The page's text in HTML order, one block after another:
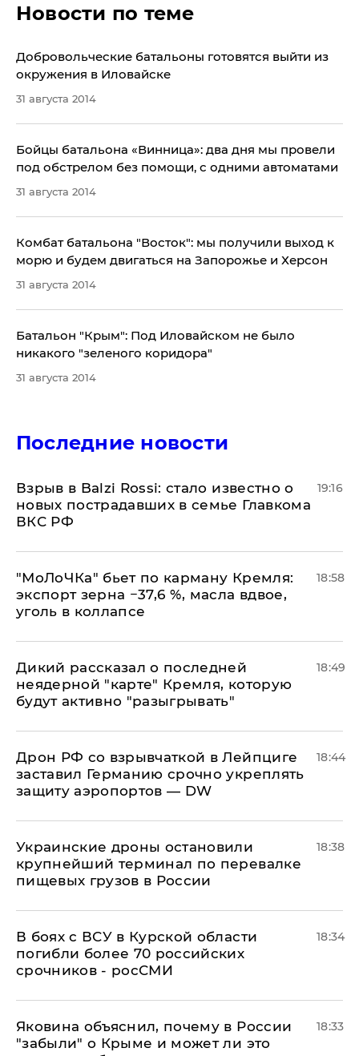
Новости по теме
Добровольческие батальоны готовятся выйти из
окружения в Иловайске
31 августа 2014
Бойцы батальона «Винница»: два дня мы провели
под обстрелом без помощи, с одними автоматами
31 августа 2014
Комбат батальона "Восток": мы получили выход к
морю и будем двигаться на Запорожье и Херсон
31 августа 2014
Батальон "Крым": Под Иловайском не было
никакого "зеленого коридора"
31 августа 2014
Последние новости
Взрыв в Balzi Rossi: стало известно о
новых пострадавших в семье Главкома
ВКС РФ
19:16
​"МоЛоЧКа" бьет по карману Кремля:
экспорт зерна −37,6 %, масла вдвое,
уголь в коллапсе
18:58
Дикий рассказал о последней
неядерной "карте" Кремля, которую
будут активно "разыгрывать"
18:49
​Дрон РФ со взрывчаткой в Лейпциге
заставил Германию срочно укреплять
защиту аэропортов — DW
18:44
Украинские дроны остановили
крупнейший терминал по перевалке
пищевых грузов в России
18:38
В боях с ВСУ в Курской области
погибли более 70 российских
срочников - росСМИ
18:34
Яковина объяснил, почему в России
"забыли" о Крыме и может ли это
18:33